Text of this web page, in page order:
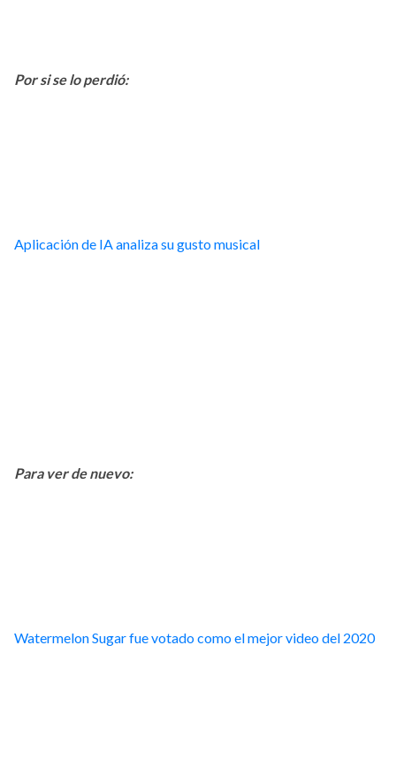
Por si se lo perdió:
Aplicación de IA analiza su gusto musical
Para ver de nuevo:
Watermelon Sugar fue votado como el mejor video del 2020